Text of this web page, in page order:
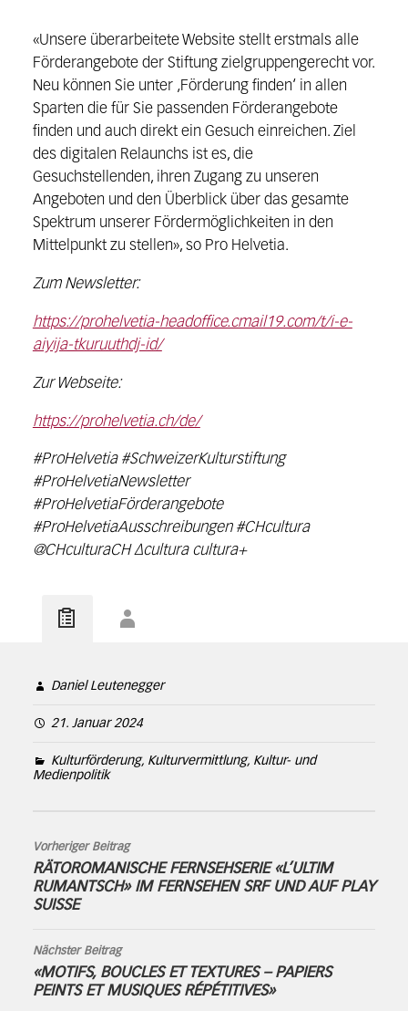
«Unsere überarbeitete Website stellt erstmals alle
Förderangebote der Stiftung zielgruppengerecht vor.
Neu können Sie unter ‚Förderung finden‘ in allen
Sparten die für Sie passenden Förderangebote
finden und auch direkt ein Gesuch einreichen. Ziel
des digitalen Relaunchs ist es, die
Gesuchstellenden, ihren Zugang zu unseren
Angeboten und den Überblick über das gesamte
Spektrum unserer Fördermöglichkeiten in den
Mittelpunkt zu stellen», so Pro Helvetia.
Zum Newsletter:
https://prohelvetia-headoffice.cmail19.com/t/i-e-
aiyija-tkuruuthdj-id/
Zur Webseite:
https://prohelvetia.ch/de/
#ProHelvetia #SchweizerKulturstiftung
#ProHelvetiaNewsletter
#ProHelvetiaFörderangebote
#ProHelvetiaAusschreibungen #CHcultura
@CHculturaCH ∆cultura cultura+
Daniel Leutenegger
21. Januar 2024
Kulturförderung, Kulturvermittlung, Kultur- und
Medienpolitik
Vorheriger Beitrag
RÄTOROMANISCHE FERNSEHSERIE «L’ULTIM
RUMANTSCH» IM FERNSEHEN SRF UND AUF PLAY
SUISSE
Nächster Beitrag
«MOTIFS, BOUCLES ET TEXTURES – PAPIERS
PEINTS ET MUSIQUES RÉPÉTITIVES»